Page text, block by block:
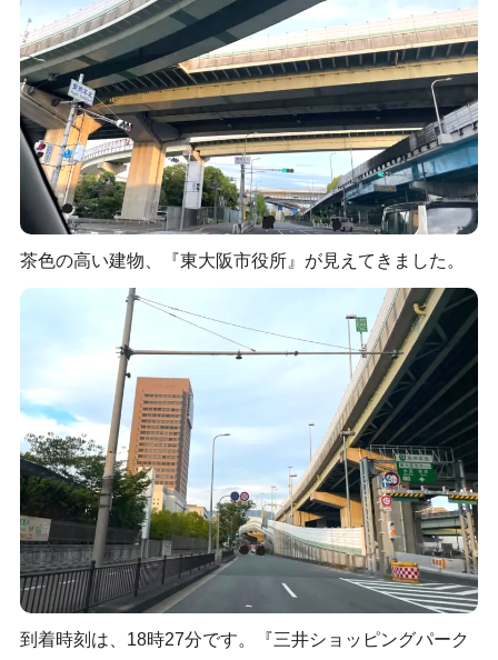
茶色の高い建物、『東大阪市役所』が見えてきました。
到着時刻は、18時27分です。『三井ショッピングパーク